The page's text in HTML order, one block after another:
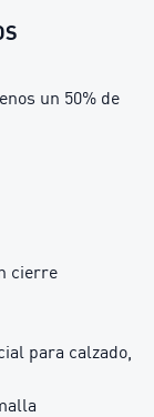
un 50% de
cierre
para calzado,